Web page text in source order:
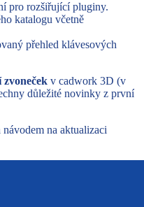
pro rozšiřující pluginy.
katalogu včetně
přehled klávesových
v cadwork 3D (v
důležité novinky z první
na aktualizaci